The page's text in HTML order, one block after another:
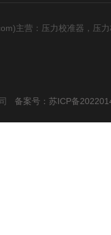
主营：压力校准器，压
备案号：苏ICP备